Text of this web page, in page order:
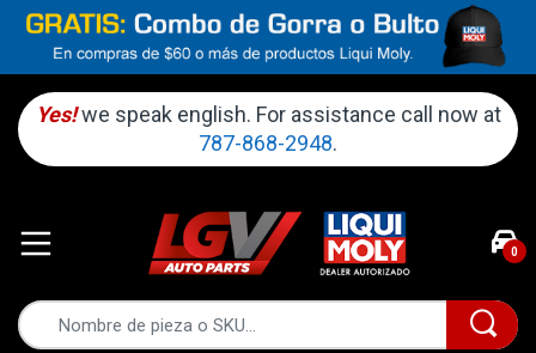
Yes! we speak english. For assistance call now at
787-868-2948.
0